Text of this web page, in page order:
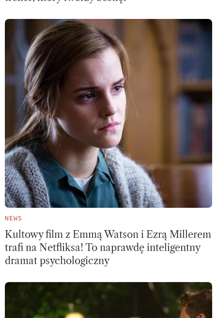
NEWS
Kultowy film z Emmą Watson i Ezrą Millerem
trafi na Netfliksa! To naprawdę inteligentny
dramat psychologiczny